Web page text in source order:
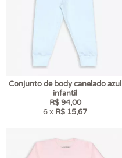
Conjunto de body canelado azul
infantil
R$ 94,00
6 x R$ 15,67